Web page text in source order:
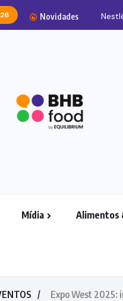
Novidades
Mídia Alimentos
Expo West 2025: